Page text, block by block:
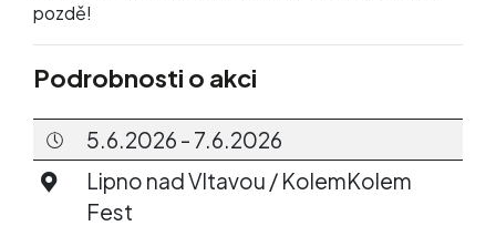
pozdě!
Podrobnosti o akci
5.6.2026 - 7.6.2026
Lipno nad Vltavou / KolemKolem
Fest